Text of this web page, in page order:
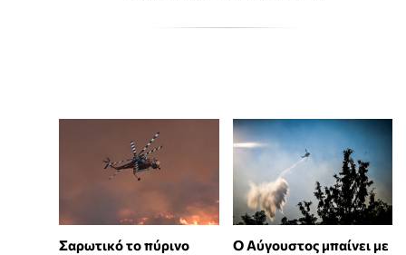
Σαρωτικό το πύρινο
Ο Αύγουστος μπαίνει με